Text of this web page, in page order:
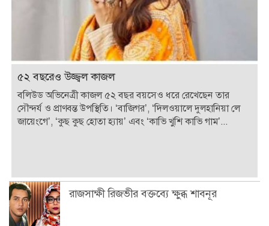
৫২ বছরেও উজ্জ্বল কাজল
বলিউড অভিনেত্রী কাজল ৫২ বছর বয়সেও ধরে রেখেছেন তার
সৌন্দর্য ও প্রাণবন্ত উপস্থিতি। ‘বাজিগর’, ‘দিলওয়ালে দুলহানিয়া লে
জায়েংগে’, ‘কুছ কুছ হোতা হ্যায়’ এবং ‘কাভি খুশি কাভি গাম’...
রাজসাক্ষী রিজভীর বক্তব্যে ক্ষুব্ধ শাবনূর